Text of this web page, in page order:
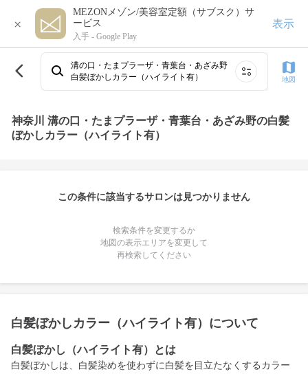
×
MEZONメゾン/美容室定額（サブスク）サ
ービス
入手 - Google Play
表示
溝の口・たまプラーザ・青葉台・あざみ野
白髪ぼかしカラー（ハイライト有）
地図
神奈川 溝の口・たまプラーザ・青葉台・あざみ野の白髪
ぼかしカラー（ハイライト有）
この条件に該当するサロンは見つかりません
検索条件を変更するか
地図の表示エリアを変更して
再検索してください
白髪ぼかしカラー（ハイライト有）について
白髪ぼかし（ハイライト有）とは
白髪ぼかしは、白髪染めを使わずに白髪を目立たなくするカラー